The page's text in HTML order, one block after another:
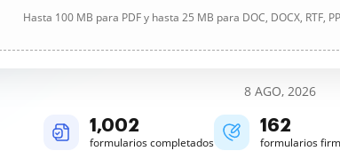
Hasta 100 MB para PDF y hasta 25 MB para DOC, DOCX, RTF,
8 AGO, 2026
1,003
formularios completados
162
formularios